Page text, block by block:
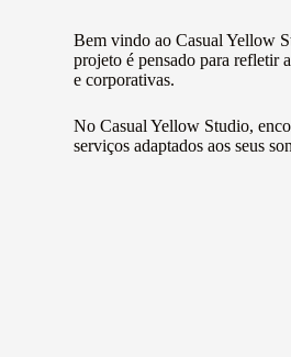
Bem vindo ao Casual Yellow
projeto é pensado para refletir
e corporativas.
No Casual Yellow Studio,
serviços adaptados aos seus